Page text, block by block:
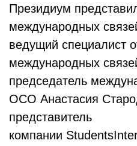
Президиум
международных
ведущий специалист
международных
председатель
ОСО Анастасия
представитель
компании